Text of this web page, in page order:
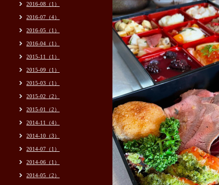
2016-08（1）
2016-07（4）
2016-05（1）
2016-04（1）
2015-11（1）
2015-09（1）
2015-03（1）
2015-02（2）
2015-01（2）
2014-11（4）
2014-10（3）
2014-07（1）
2014-06（1）
2014-05（2）